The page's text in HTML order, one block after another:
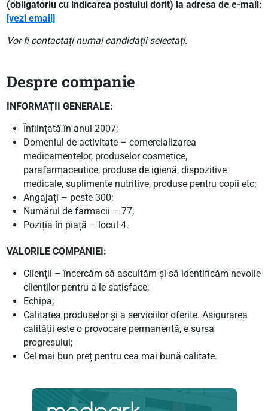
(obligatoriu cu indicarea postului dorit) la adresa de e-mail:
[vezi email]
Vor fi contactaţi numai candidaţii selectaţi.
Despre companie
INFORMAȚII GENERALE:
Înființată în anul 2007;
Domeniul de activitate – comercializarea
medicamentelor, produselor cosmetice,
parafarmaceutice, produse de igienă, dispozitive
medicale, suplimente nutritive, produse pentru copii etc;
Angajați – peste 300;
Numărul de farmacii – 77;
Poziția în piață – locul 4.
VALORILE COMPANIEI:
Clienții – încercăm să ascultăm și să identificăm nevoile
clienților pentru a le satisface;
Echipa;
Calitatea produselor și a serviciilor oferite. Asigurarea
calității este o provocare permanentă, e sursa
progresului;
Cel mai bun preț pentru cea mai bună calitate.